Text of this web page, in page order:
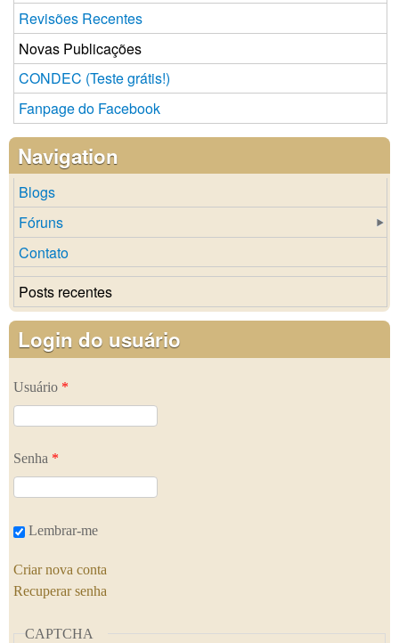
Revisões Recentes
Novas Publicações
CONDEC (Teste grátis!)
Fanpage do Facebook
Navigation
Blogs
Fóruns
Contato
Posts recentes
Login do usuário
Usuário *
Senha *
Lembrar-me
Criar nova conta
Recuperar senha
CAPTCHA